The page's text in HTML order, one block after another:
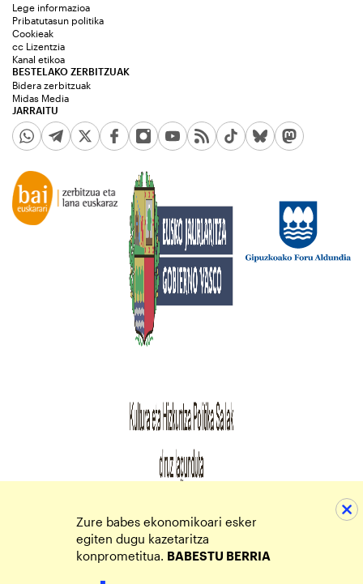
JARRAITU
Lege informazioa
Pribatutasun politika
Cookieak
cc Lizentzia
Kanal etikoa
BESTELAKO ZERBITZUAK
Bidera zerbitzuak
Midas Media
Zure babes ekonomikoari esker
egiten dugu kazetaritza
konprometitua. BABESTU BERRIA